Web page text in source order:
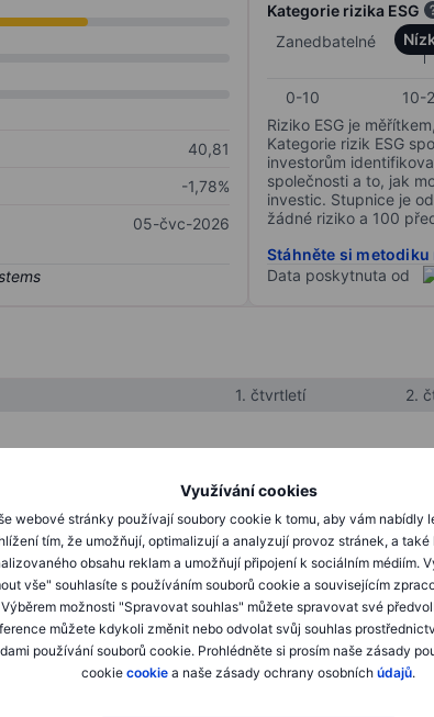
Využívání cookies
webové stránky používají soubory cookie k tomu, aby vám nabídly
tím, že umožňují, optimalizují a analyzují provoz stránek, a
obsahu reklam a umožňují připojení k sociálním médiím.
vše" souhlasíte s používáním souborů cookie a souvisejícím
možnosti "Spravovat souhlas" můžete spravovat své
můžete kdykoli změnit nebo odvolat svůj souhlas
používání souborů cookie. Prohlédněte si prosím naše zásady
cookie cookie a naše zásady ochrany osobních údajů.
40,81
-1,78%
05-čvc-2026
Kategorie rizika ESG
Zanedbatelné
0-10 10-
Riziko ESG je
Kategorie rizik ESG
investorům
společnosti a to, jak
investic. Stupnice je
žádné riziko a 100
Stáhněte si metodiku
Data poskytnuta od
1. čtvrtletí 2.
XXXXXXX
XXXXXXX
XXXXXXX
XXXXXXX